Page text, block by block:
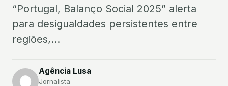
“Portugal, Balanço Social 2025” alerta
para desigualdades persistentes entre
regiões,...
Agência Lusa
Jornalista